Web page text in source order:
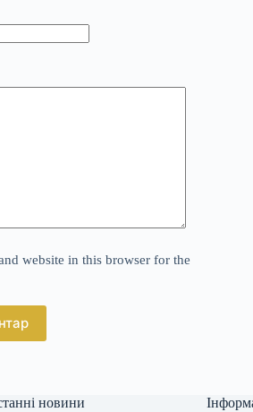
website in this browser for the
новини